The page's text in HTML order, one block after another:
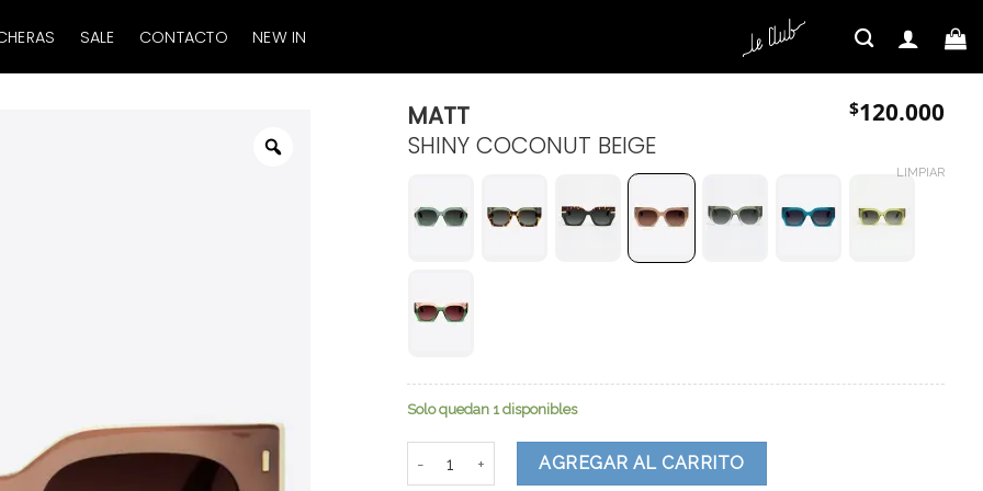
SALE CONTACTO NEW IN
MATT
SHINY COCONUT BEIGE
$120.000
LIMPIAR
Solo quedan 1 disponibles
AGREGAR AL CARRITO